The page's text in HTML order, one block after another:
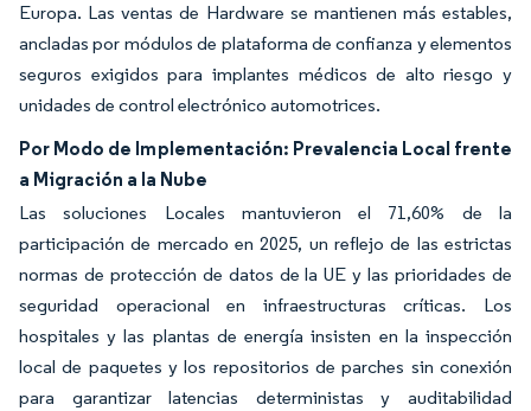
Europa. Las ventas de Hardware se mantienen más estables,
ancladas por módulos de plataforma de confianza y elementos
seguros exigidos para implantes médicos de alto riesgo y
unidades de control electrónico automotrices.
Por Modo de Implementación: Prevalencia Local frente
a Migración a la Nube
Las soluciones Locales mantuvieron el 71,60% de la
participación de mercado en 2025, un reflejo de las estrictas
normas de protección de datos de la UE y las prioridades de
seguridad operacional en infraestructuras críticas. Los
hospitales y las plantas de energía insisten en la inspección
local de paquetes y los repositorios de parches sin conexión
para garantizar latencias deterministas y auditabilidad